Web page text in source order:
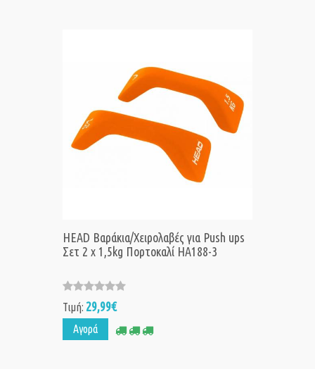
HEAD Βαράκια/Χειρολαβές για Push ups
Σετ 2 x 1,5kg Πορτοκαλί HA188-3
Τιμή: 29,99€
Αγορά